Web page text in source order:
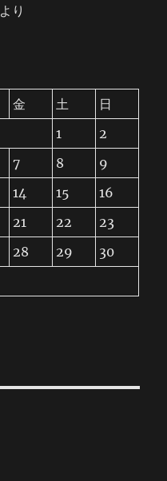
より
金 土
日
1
2
7 8
9
14 15
16
21 22
23
28 29
30